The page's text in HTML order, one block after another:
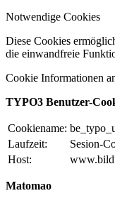
Notwendige Cookies
Diese Cookies
die einwandfreie
Cookie Informationen
TYPO3 Benutzer-
Cookiename:
Laufzeit:
Sesion-
Host:
Matomao